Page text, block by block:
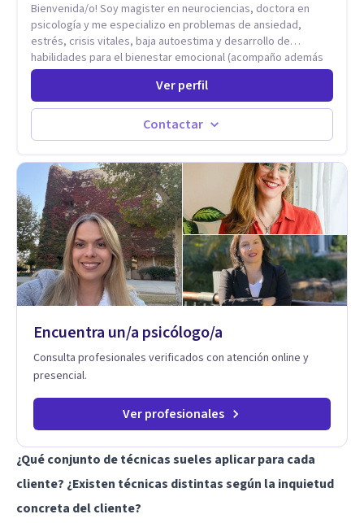
Bienvenida/o! Soy magister en neurociencias, doctora en
psicología y me especializo en problemas de ansiedad,
estrés, crisis vitales, baja autoestima y desarrollo de
habilidades para el bienestar emocional (acompaño además
problemáticas como la desregulación emocional, tendencias
perfeccionistas, liderazgo, problemas de sueño, depresión,
entre otras).
Ver perfil
Contactar
Encuentra un/a psicólogo/a
Consulta profesionales verificados con atención online y
presencial.
Ver profesionales
¿Qué conjunto de técnicas sueles aplicar para cada
cliente? ¿Existen técnicas distintas según la inquietud
concreta del cliente?